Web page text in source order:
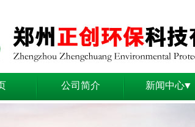
公司简介 新闻中心▼